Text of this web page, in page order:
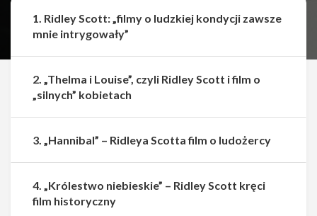
1. Ridley Scott: „filmy o ludzkiej kondycji zawsze
mnie intrygowały”
2. „Thelma i Louise”, czyli Ridley Scott i film o
„silnych” kobietach
3. „Hannibal” – Ridleya Scotta film o ludożercy
4. „Królestwo niebieskie” – Ridley Scott kręci
film historyczny